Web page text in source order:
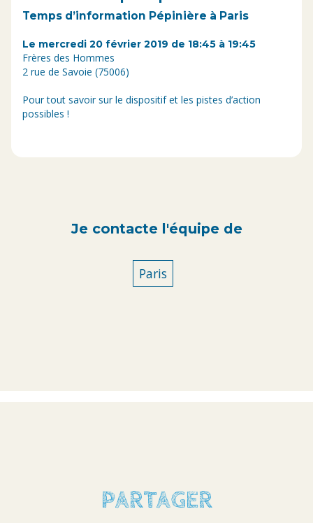
Temps d’information Pépinière à Paris
Le mercredi 20 février 2019 de 18:45 à 19:45
Frères des Hommes
2 rue de Savoie (75006)
Pour tout savoir sur le dispositif et les pistes d’action
possibles !
Je contacte l'équipe de
Paris
PARTAGER